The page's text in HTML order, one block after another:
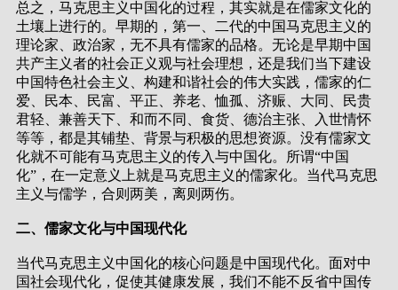
总之，马克思主义中国化的过程，其实就是在儒家文化的
土壤上进行的。早期的，第一、二代的中国马克思主义的
理论家、政治家，无不具有儒家的品格。无论是早期中国
共产主义者的社会正义观与社会理想，还是我们当下建设
中国特色社会主义、构建和谐社会的伟大实践，儒家的仁
爱、民本、民富、平正、养老、恤孤、济赈、大同、民贵
君轻、兼善天下、和而不同、食货、德治主张、入世情怀
等等，都是其铺垫、背景与积极的思想资源。没有儒家文
化就不可能有马克思主义的传入与中国化。所谓“中国
化”，在一定意义上就是马克思主义的儒家化。当代马克思
主义与儒学，合则两美，离则两伤。
二、儒家文化与中国现代化
当代马克思主义中国化的核心问题是中国现代化。面对中
国社会现代化，促使其健康发展，我们不能不反省中国传